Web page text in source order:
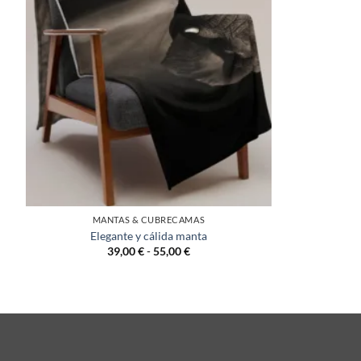
MANTAS & CUBRECAMAS
Elegante y cálida manta
39,00€-55,00€Rango
55,00 €